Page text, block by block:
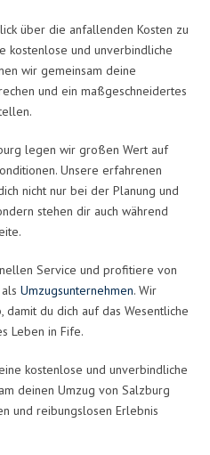
über die anfallenden Kosten zu
kostenlose und unverbindliche
wir gemeinsam deine
und ein maßgeschneidertes
legen wir großen Wert auf
Unsere erfahrenen
nicht nur bei der Planung und
stehen dir auch während
Service und profitiere von
Umzugsunternehmen. Wir
du dich auf das Wesentliche
Leben in Fife.
kostenlose und unverbindliche
deinen Umzug von Salzburg
und reibungslosen Erlebnis